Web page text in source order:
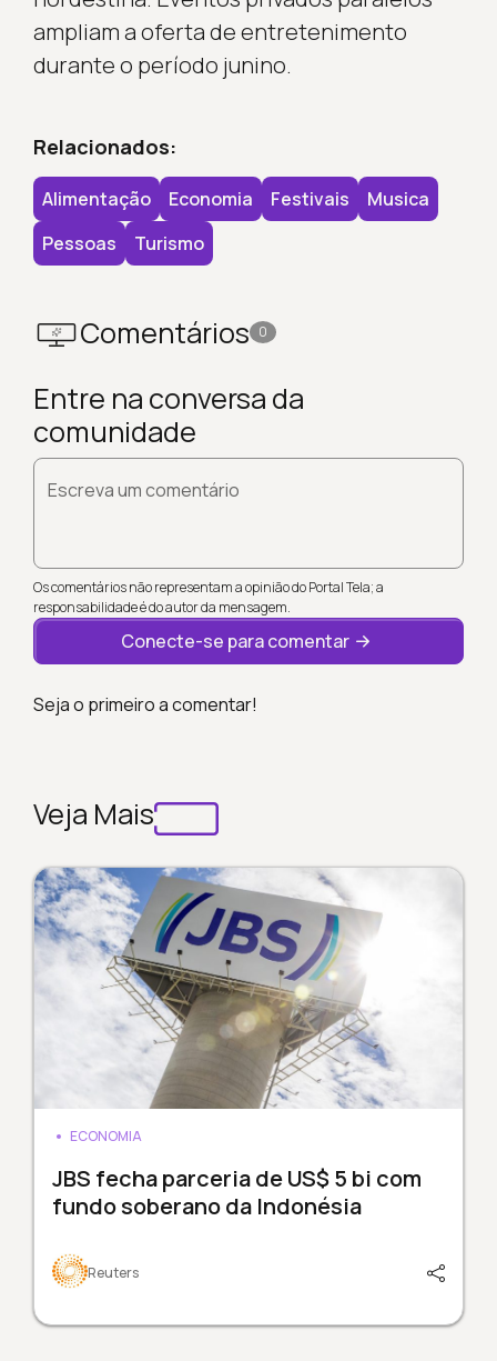
ampliam a oferta de entretenimento
durante o período junino.
Relacionados:
Alimentação Economia Festivais
Musica
Pessoas
Turismo
Comentários 0
Entre na conversa da
comunidade
Escreva um comentário
Os comentários não representam a opinião do Portal Tela; a
responsabilidade é do autor da mensagem.
Conecte-se para comentar
Seja o primeiro a comentar!
Veja Mais
ECONOMIA
JBS fecha parceria de US$ 5 bi com
fundo soberano da Indonésia
Reuters